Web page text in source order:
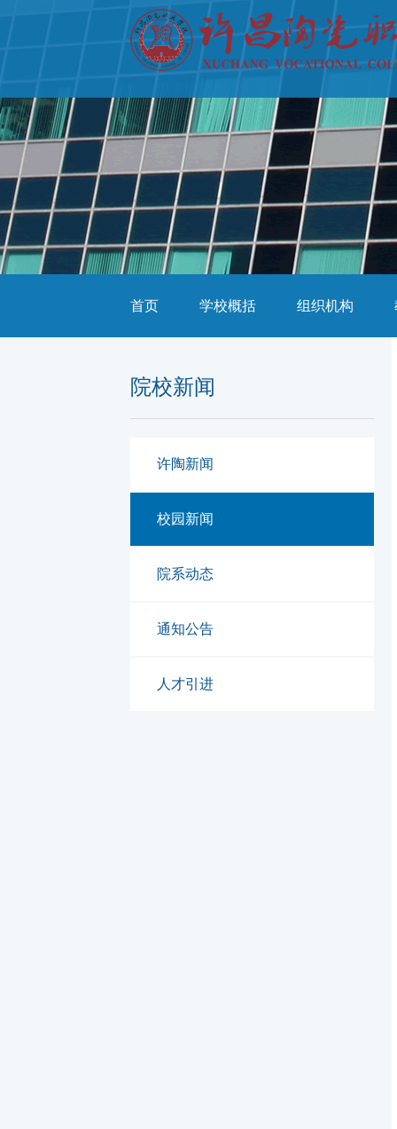
首页 学校概括 组织机构
院校新闻
许陶新闻
校园新闻
院系动态
通知公告
人才引进